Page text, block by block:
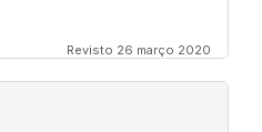
Revisto 26 março 2020